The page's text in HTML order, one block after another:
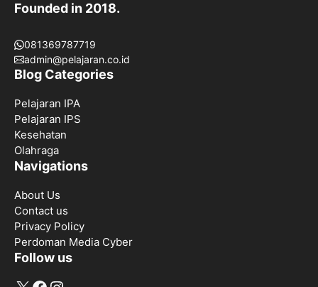
Founded in 2018.
081369787719
admin@pelajaran.co.id
Blog Categories
Pelajaran IPA
Pelajaran IPS
Kesehatan
Olahraga
Navigations
About Us
Contact us
Privacy Policy
Perdoman Media Cyber
Follow us